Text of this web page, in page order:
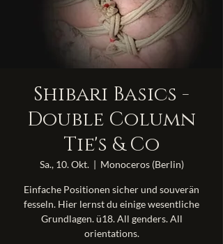
Shibari Basics -
Double Column
Tie's & Co
Sa., 10. Okt.
  |
Monoceros (Berlin)
Einfache Positionen sicher und souverän
fesseln. Hier lernst du einige wesentliche
Grundlagen. ü18. All genders. All
orientations.